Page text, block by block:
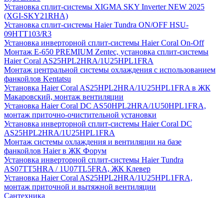
Установка сплит-системы XIGMA SKY Inverter NEW 2025
(XGI-SKY21RHA)
Установка сплит-системы Haier Tundra ON/OFF HSU-
09HTT103/R3
Установка инверторной сплит-системы Haier Coral On-Off
Монтаж E-650 PREMIUM Zentec, установка сплит-системы
Haier Coral AS25HPL2HRA/1U25HPL1FRA
Монтаж центральной системы охлаждения с использованием
фанкойлов Kentatsu
Установка Haier Coral AS25HPL2HRA/1U25HPL1FRA в ЖК
Макаровский, монтаж вентиляции
Установка Haier Coral DC AS50HPL2HRA/1U50HPL1FRA,
монтаж приточно-очистительной установки
Установка инверторной сплит-системы Haier Coral DC
AS25HPL2HRA/1U25HPL1FRA
Монтаж системы охлаждения и вентиляции на базе
фанкойлов Haier в ЖК Форум
Установка инверторной сплит-системы Haier Tundra
AS07TT5HRA / 1U07TL5FRA, ЖК Клевер
Установка Haier Coral AS25HPL2HRA/1U25HPL1FRA,
монтаж приточной и вытяжной вентиляции
Сантехника